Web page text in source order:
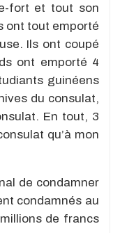
fort et tout son
ont tout emporté
Ils ont coupé
ont emporté 4
guinéens
du consulat,
En tout, 3
qu’à mon
de condamner
condamnés au
de francs